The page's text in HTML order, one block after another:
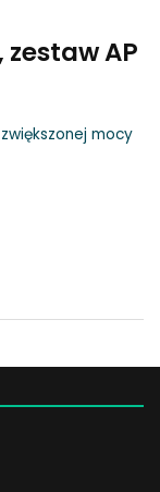
zestaw AP
mocy